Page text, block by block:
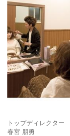
トップディレクター
春宮 朋勇